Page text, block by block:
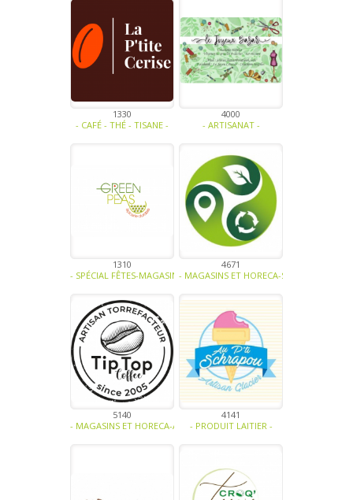
1330
- CAFÉ - THÉ - TISANE -
4000
- ARTISANAT -
1310
- SPÉCIAL FÊTES-MAGASINS ET HORECA-BIO-SOUPE - TRAITEUR -
4671
- MAGASINS ET HORECA-SOUPE -
5140
- MAGASINS ET HORECA-ALCOOL-MIEL ET DÉRIVÉS-EAUX - JUS DE
4141
- PRODUIT LAITIER -